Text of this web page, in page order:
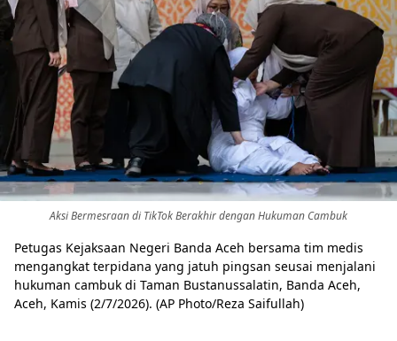
Aksi Bermesraan di TikTok Berakhir dengan Hukuman Cambuk
Petugas Kejaksaan Negeri Banda Aceh bersama tim medis
mengangkat terpidana yang jatuh pingsan seusai menjalani
hukuman cambuk di Taman Bustanussalatin, Banda Aceh,
Aceh, Kamis (2/7/2026). (AP Photo/Reza Saifullah)